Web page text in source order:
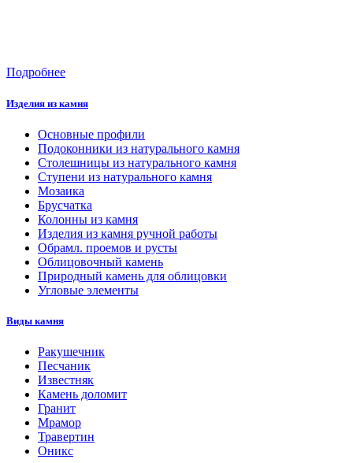
Подробнее
Изделия из камня
Основные профили
Подоконники из натурального камня
Столешницы из натурального камня
Ступени из натурального камня
Мозаика
Брусчатка
Колонны из камня
Изделия из камня ручной работы
Обрамл. проемов и русты
Облицовочный камень
Природный камень для облицовки
Угловые элементы
Виды камня
Ракушечник
Песчаник
Известняк
Камень доломит
Гранит
Мрамор
Травертин
Оникс